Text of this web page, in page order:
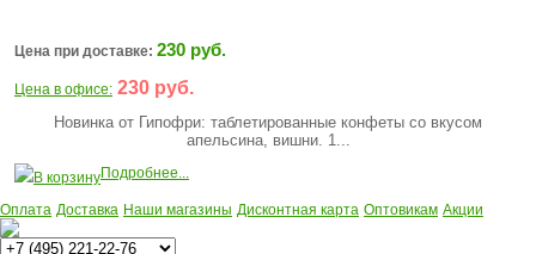
Цена при доставке: 230 руб.
Цена в офисе: 230 руб.
Новинка от Гипофри: таблетированные конфеты со вкусом
апельсина, вишни. 1...
В корзинуПодробнее...
Оплата Доставка Наши магазины Дисконтная карта Оптовикам Акции